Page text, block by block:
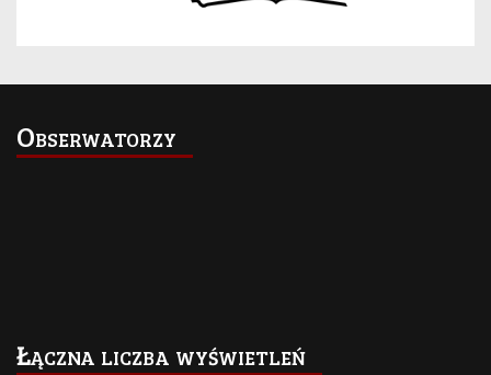
Obserwatorzy
Łączna liczba wyświetleń